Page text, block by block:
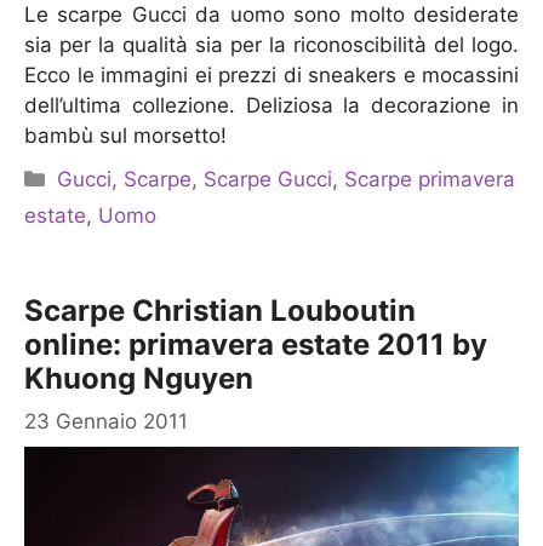
Le scarpe Gucci da uomo sono molto desiderate
sia per la qualità sia per la riconoscibilità del logo.
Ecco le immagini ei prezzi di sneakers e mocassini
dell’ultima collezione. Deliziosa la decorazione in
bambù sul morsetto!
Categorie
Gucci, Scarpe, Scarpe Gucci, Scarpe primavera
estate, Uomo
Scarpe Christian Louboutin
online: primavera estate 2011 by
Khuong Nguyen
23 Gennaio 2011